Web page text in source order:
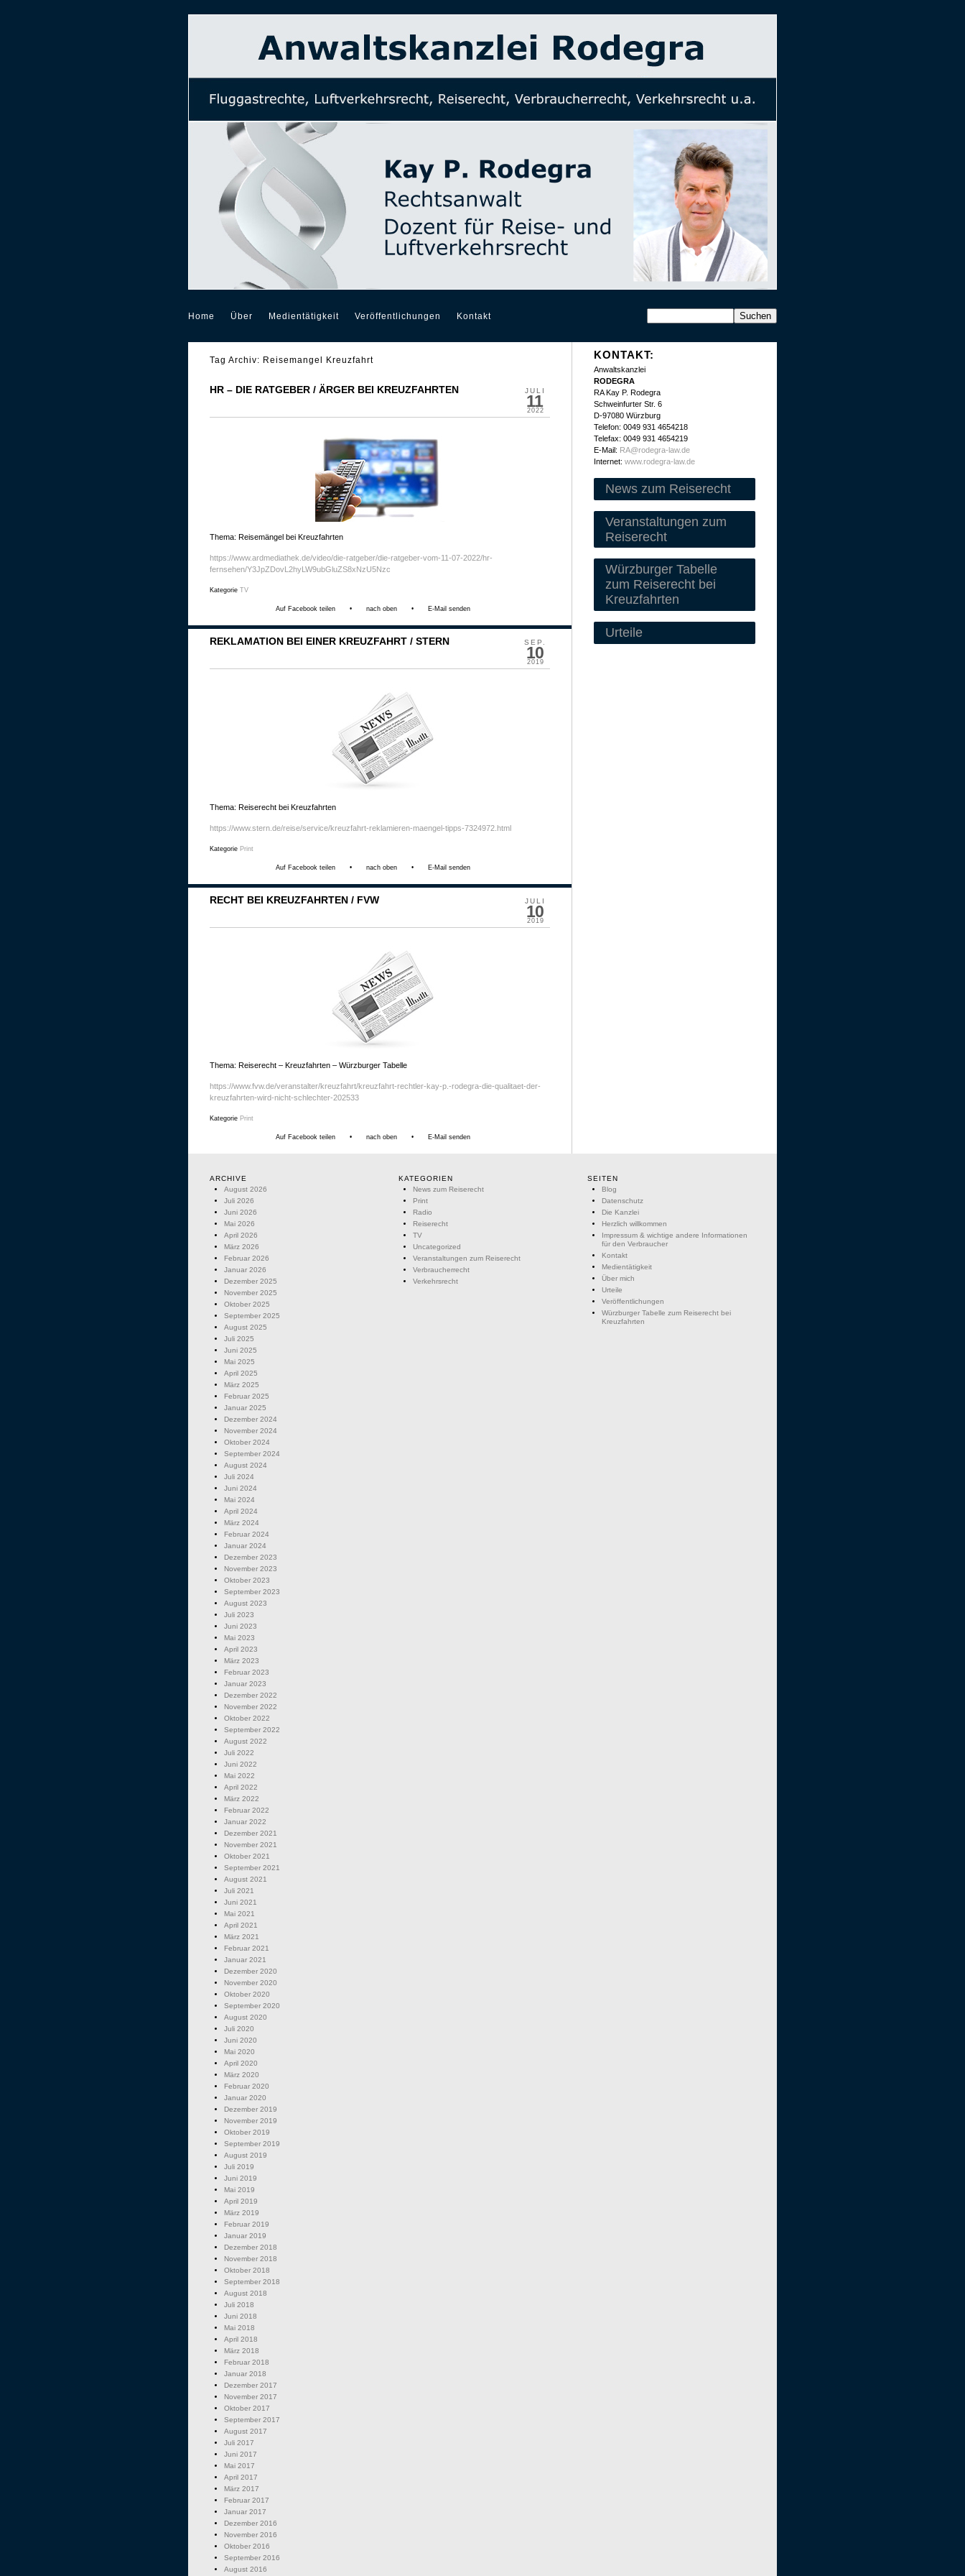
Home Über Medientätigkeit Veröffentlichungen Kontakt
Tag Archiv: Reisemangel Kreuzfahrt
JULI
11
2022
HR – DIE RATGEBER / ÄRGER BEI KREUZFAHRTEN
Thema: Reisemängel bei Kreuzfahrten
https://www.ardmediathek.de/video/die-ratgeber/die-ratgeber-vom-11-07-2022/hr-
fernsehen/Y3JpZDovL2hyLW9ubGluZS8xNzU5Nzc
Kategorie TV
Auf Facebook teilen • nach oben • E-Mail senden
SEP.
10
2019
REKLAMATION BEI EINER KREUZFAHRT / STERN
Thema: Reiserecht bei Kreuzfahrten
https://www.stern.de/reise/service/kreuzfahrt-reklamieren-maengel-tipps-7324972.html
Kategorie Print
Auf Facebook teilen • nach oben • E-Mail senden
JULI
10
2019
RECHT BEI KREUZFAHRTEN / FVW
Thema: Reiserecht – Kreuzfahrten – Würzburger Tabelle
https://www.fvw.de/veranstalter/kreuzfahrt/kreuzfahrt-rechtler-kay-p.-rodegra-die-qualitaet-der-
kreuzfahrten-wird-nicht-schlechter-202533
Kategorie Print
Auf Facebook teilen • nach oben • E-Mail senden
KONTAKT:
Anwaltskanzlei
RODEGRA
RA Kay P. Rodegra
Schweinfurter Str. 6
D-97080 Würzburg
Telefon: 0049 931 4654218
Telefax: 0049 931 4654219
E-Mail: RA@rodegra-law.de
Internet: www.rodegra-law.de
News zum Reiserecht
Veranstaltungen zum
Reiserecht
Würzburger Tabelle
zum Reiserecht bei
Kreuzfahrten
Urteile
ARCHIVE
August 2026
Juli 2026
Juni 2026
Mai 2026
April 2026
März 2026
Februar 2026
Januar 2026
Dezember 2025
November 2025
Oktober 2025
September 2025
August 2025
Juli 2025
Juni 2025
Mai 2025
April 2025
März 2025
Februar 2025
Januar 2025
Dezember 2024
November 2024
Oktober 2024
September 2024
August 2024
Juli 2024
Juni 2024
Mai 2024
April 2024
März 2024
Februar 2024
Januar 2024
Dezember 2023
November 2023
Oktober 2023
September 2023
August 2023
Juli 2023
Juni 2023
Mai 2023
April 2023
März 2023
Februar 2023
Januar 2023
Dezember 2022
November 2022
Oktober 2022
September 2022
August 2022
Juli 2022
Juni 2022
Mai 2022
April 2022
März 2022
Februar 2022
Januar 2022
Dezember 2021
November 2021
Oktober 2021
September 2021
August 2021
Juli 2021
Juni 2021
Mai 2021
April 2021
März 2021
Februar 2021
Januar 2021
Dezember 2020
November 2020
Oktober 2020
September 2020
August 2020
Juli 2020
Juni 2020
Mai 2020
April 2020
März 2020
Februar 2020
Januar 2020
Dezember 2019
November 2019
Oktober 2019
September 2019
August 2019
Juli 2019
Juni 2019
Mai 2019
April 2019
März 2019
Februar 2019
Januar 2019
Dezember 2018
November 2018
Oktober 2018
September 2018
August 2018
Juli 2018
Juni 2018
Mai 2018
April 2018
März 2018
Februar 2018
Januar 2018
Dezember 2017
November 2017
Oktober 2017
September 2017
August 2017
Juli 2017
Juni 2017
Mai 2017
April 2017
März 2017
Februar 2017
Januar 2017
Dezember 2016
November 2016
Oktober 2016
September 2016
August 2016
KATEGORIEN
News zum Reiserecht
Print
Radio
Reiserecht
TV
Uncategorized
Veranstaltungen zum Reiserecht
Verbraucherrecht
Verkehrsrecht
SEITEN
Blog
Datenschutz
Die Kanzlei
Herzlich willkommen
Impressum & wichtige andere Informationen
für den Verbraucher
Kontakt
Medientätigkeit
Über mich
Urteile
Veröffentlichungen
Würzburger Tabelle zum Reiserecht bei
Kreuzfahrten